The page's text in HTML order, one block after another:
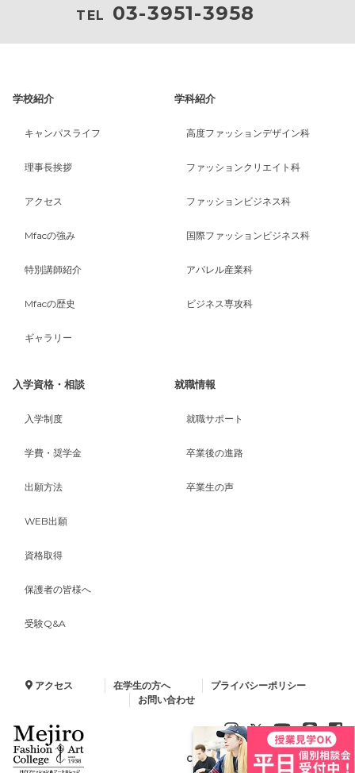
TEL 03-3951-3958
学校紹介
キャンパスライフ
理事長挨拶
アクセス
Mfacの強み
特別講師紹介
Mfacの歴史
ギャラリー
学科紹介
高度ファッションデザイン科
ファッションクリエイト科
ファッションビジネス科
国際ファッションビジネス科
アパレル産業科
ビジネス専攻科
入学資格・相談
入学制度
学費・奨学金
出願方法
WEB出願
資格取得
保護者の皆様へ
受験Q&A
就職情報
就職サポート
卒業後の進路
卒業生の声
アクセス 在学生の方へ
プライバシーポリシー
お問い合わせ
Copyright © 2024 Minelva Gakuen.
All Rights Reserved.